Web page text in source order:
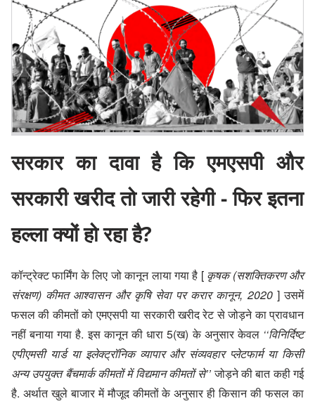
सरकार का दावा है कि एमएसपी और
सरकारी खरीद तो जारी रहेगी - फिर इतना
हल्ला क्यों हो रहा है?
कॉन्ट्रेक्ट फार्मिंग के लिए जो कानून लाया गया है [ कृषक (सशक्तिकरण और
संरक्षण) कीमत आश्वासन और कृषि सेवा पर करार कानून, 2020] उसमें
फसल की कीमतों को एमएसपी या सरकारी खरीद रेट से जोड़ने का प्रावधान
नहीं बनाया गया है. इस कानून की धारा 5(ख) के अनुसार केवल ‘‘विनिर्दिष्ट
एपीएमसी यार्ड या इलेक्ट्रॉनिक व्यापार और संव्यवहार प्लेटफार्म या किसी
अन्य उपयुक्त बैंचमार्क कीमतों में विद्यमान कीमतों से’’जोड़ने की बात कही गई
है. अर्थात खुले बाजार में मौजूद कीमतों के अनुसार ही किसान की फसल का